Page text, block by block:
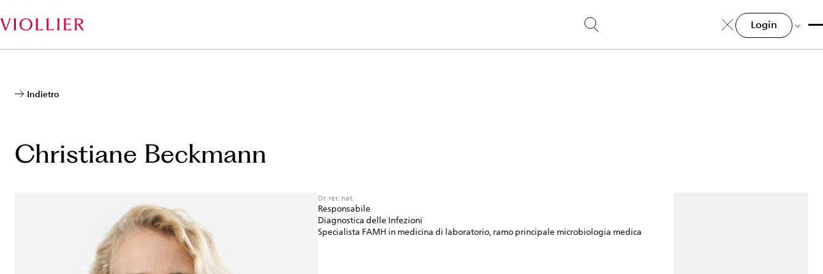
al
contenuto
Login
Indietro
Christiane Beckmann
Dr. rer. nat.
Responsabile
Diagnostica delle Infezioni
Specialista FAMH in medicina di laboratorio, ramo principale microbiologia medica